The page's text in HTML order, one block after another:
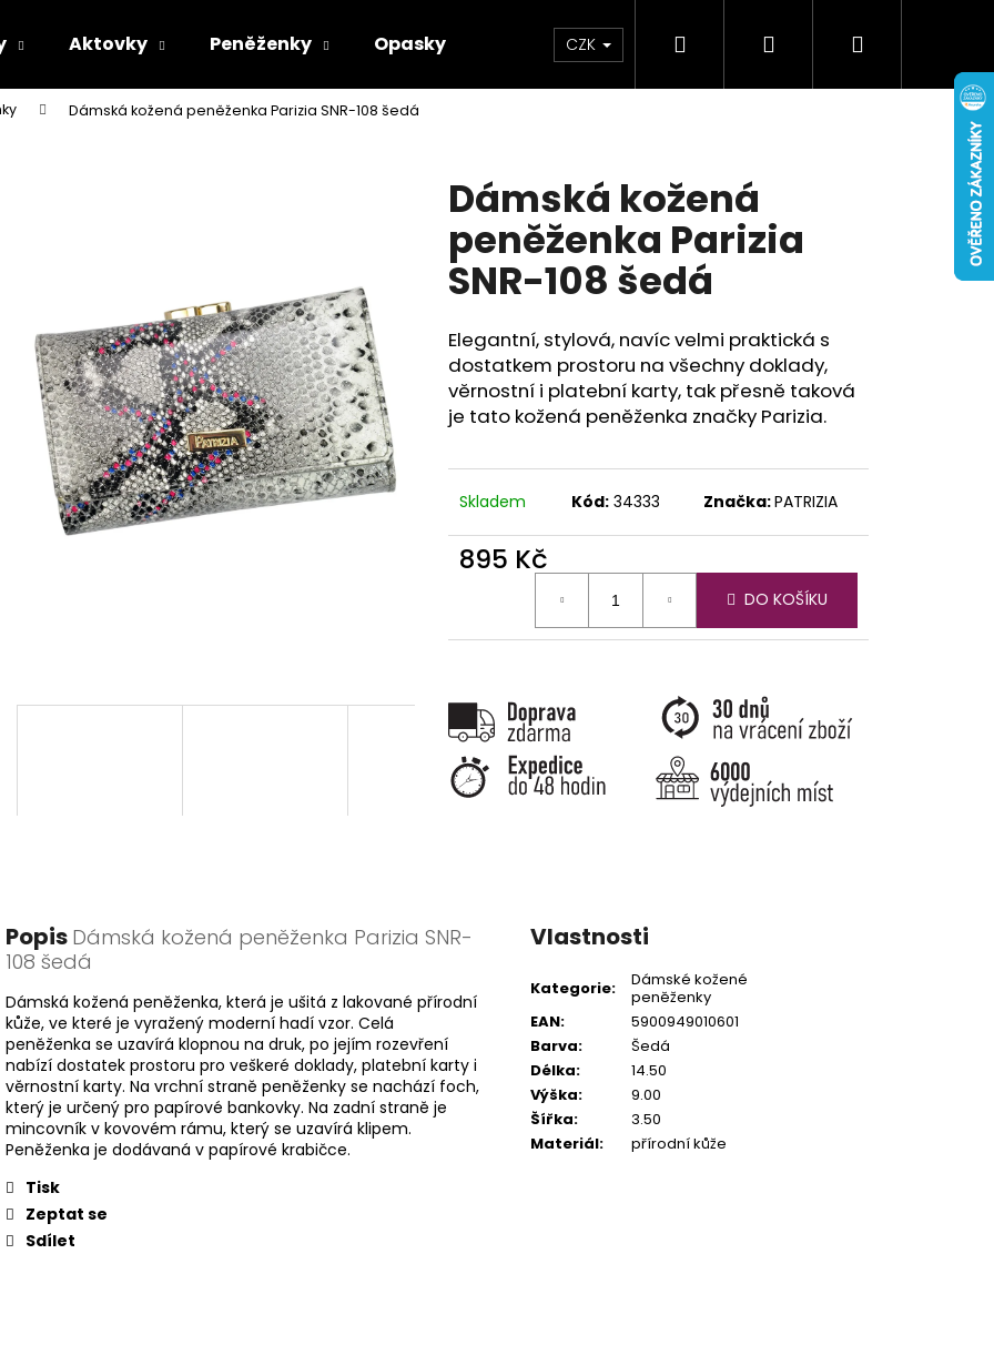
Aktovky Peněženky Opasky Doplňky Novinky
CZK Hledat PřihlášeníNákupní
Dámská kožená peněženka Parizia SNR-108 šedá
Dámská kožená
peněženka Parizia
SNR-108 šedá
Elegantní, stylová, navíc velmi praktická s
dostatkem prostoru na všechny doklady,
věrnostní i platební karty, tak přesně taková
je tato kožená peněženka značky Parizia.
Skladem Kód: 34333 Značka:PATRIZIA
895 Kč
DO KOŠÍKU
Popis Dámská kožená peněženka Parizia SNR-
108 šedá
Dámská kožená peněženka, která je ušitá z lakované přírodní
kůže, ve které je vyražený moderní hadí vzor. Celá
peněženka se uzavírá klopnou na druk, po jejím rozevření
nabízí dostatek prostoru pro veškeré doklady, platební karty i
věrnostní karty. Na vrchní straně peněženky se nachází foch,
který je určený pro papírové bankovky. Na zadní straně je
mincovník v kovovém rámu, který se uzavírá klipem.
Peněženka je dodávaná v papírové krabičce.
Tisk
Zeptat se
Sdílet
Vlastnosti
Kategorie:
Dámské kožené
peněženky
EAN:
5900949010601
Barva:
Šedá
Délka:
14.50
Výška:
9.00
Šířka:
3.50
Materiál: přírodní kůže
Co potřebujete najít?
Doporučujeme